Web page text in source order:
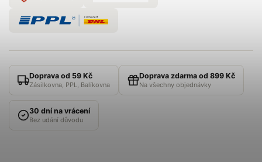
Doprava od 59 Kč
Zásilkovna, PPL, Balíkovna
Doprava zdarma od 899 Kč
Na všechny objednávky
30 dní na vrácení
Bez udání důvodu